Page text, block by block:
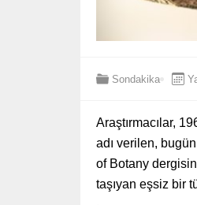
Sondakika
Araştırmacılar,
adı verilen,
of Botany
taşıyan eşsiz bir